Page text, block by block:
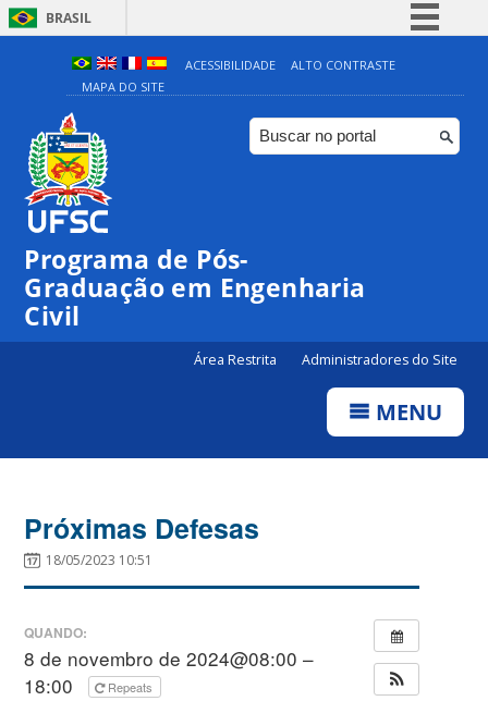
BRASIL
Simplifique!
Comunica BR
Participe
ACESSIBILIDADE
ALTO CONTRASTE
MAPA DO SITE
Programa de Pós-
Graduação em Engenharia
Civil
Área Restrita Administradores do Site
MENU
Próximas Defesas
18/05/2023 10:51
QUANDO:
8 de novembro de 2024@08:00 –
18:00
Repeats